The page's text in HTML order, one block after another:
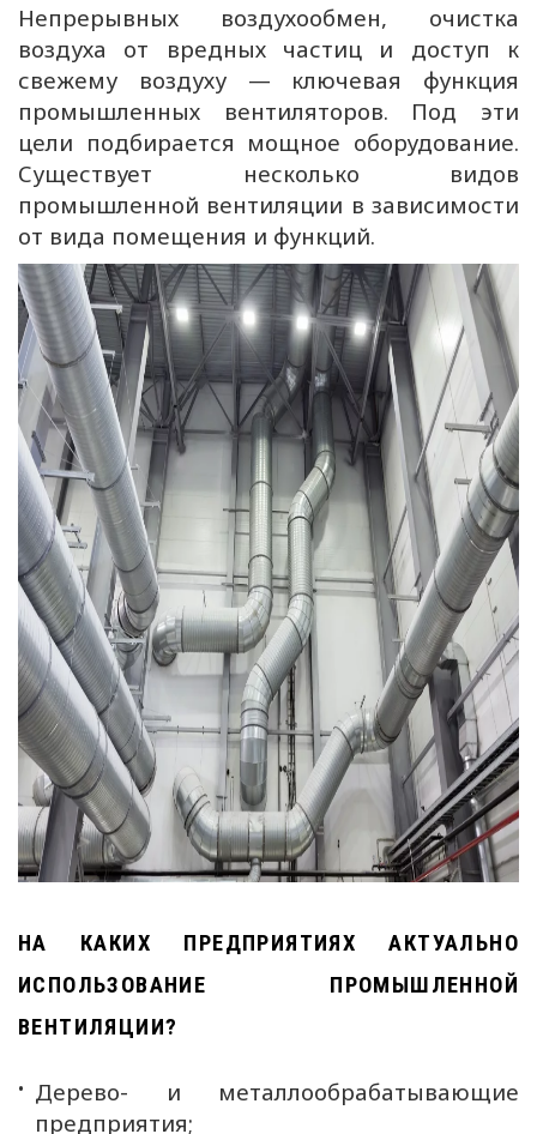
Непрерывных воздухообмен, очистка
воздуха от вредных частиц и доступ к
свежему воздуху — ключевая функция
промышленных вентиляторов. Под эти
цели подбирается мощное оборудование.
Существует несколько видов
промышленной вентиляции в зависимости
от вида помещения и функций.
НА КАКИХ ПРЕДПРИЯТИЯХ АКТУАЛЬНО
ИСПОЛЬЗОВАНИЕ ПРОМЫШЛЕННОЙ
ВЕНТИЛЯЦИИ?
Дерево- и металлообрабатывающие
предприятия;